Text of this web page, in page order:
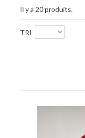
Il y a 20 produits.
TRI